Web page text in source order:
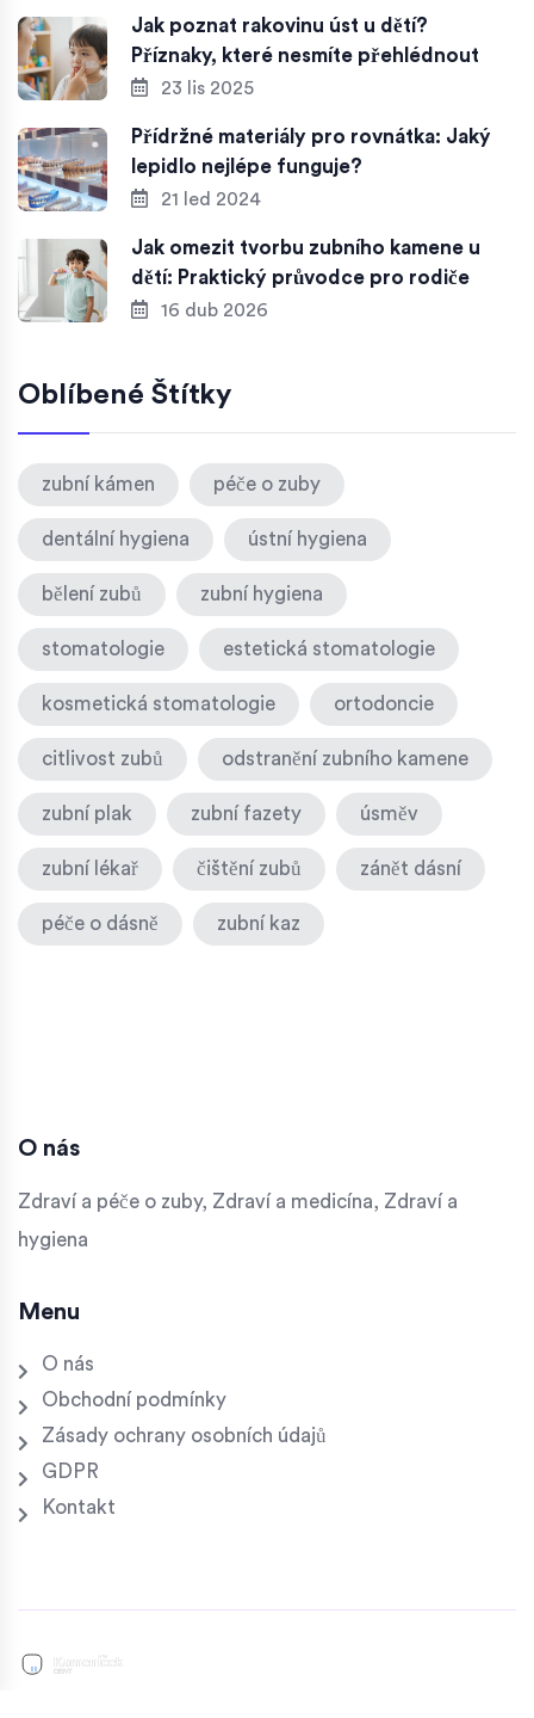
Jak poznat rakovinu úst u dětí?
Příznaky, které nesmíte přehlédnout
23 lis 2025
Přídržné materiály pro rovnátka: Jaký
lepidlo nejlépe funguje?
21 led 2024
Jak omezit tvorbu zubního kamene u
dětí: Praktický průvodce pro rodiče
16 dub 2026
Oblíbené Štítky
zubní kámen péče o zuby
dentální hygiena ústní hygiena
bělení zubů zubní hygiena
stomatologie estetická stomatologie
kosmetická stomatologie ortodoncie
citlivost zubů odstranění zubního kamene
zubní plak zubní fazety úsměv
zubní lékař čištění zubů zánět dásní
péče o dásně zubní kaz
O nás
Zdraví a péče o zuby, Zdraví a medicína, Zdraví a
hygiena
Menu
O nás
Obchodní podmínky
Zásady ochrany osobních údajů
GDPR
Kontakt